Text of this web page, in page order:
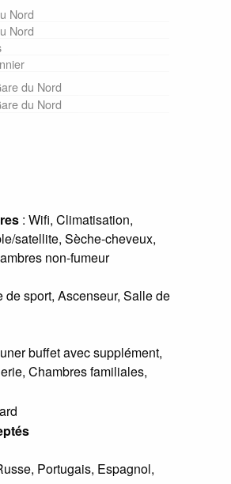
Nord
Nord
du Nord
du Nord
: Wifi, Climatisation,
satellite, Sèche-cheveux,
non-fumeur
de sport, Ascenseur, Salle de
buffet avec supplément,
Chambres familiales,
Portugais, Espagnol,